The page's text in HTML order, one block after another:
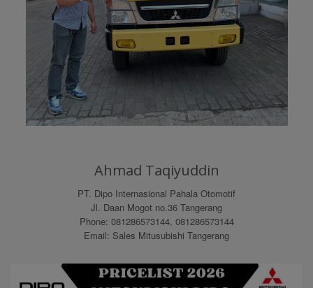
Ahmad Taqiyuddin
PT. Dipo Internasional Pahala Otomotif
Jl. Daan Mogot no.36 Tangerang
Phone: 081286573144, 081286573144
Email: Sales Mitusubishi Tangerang